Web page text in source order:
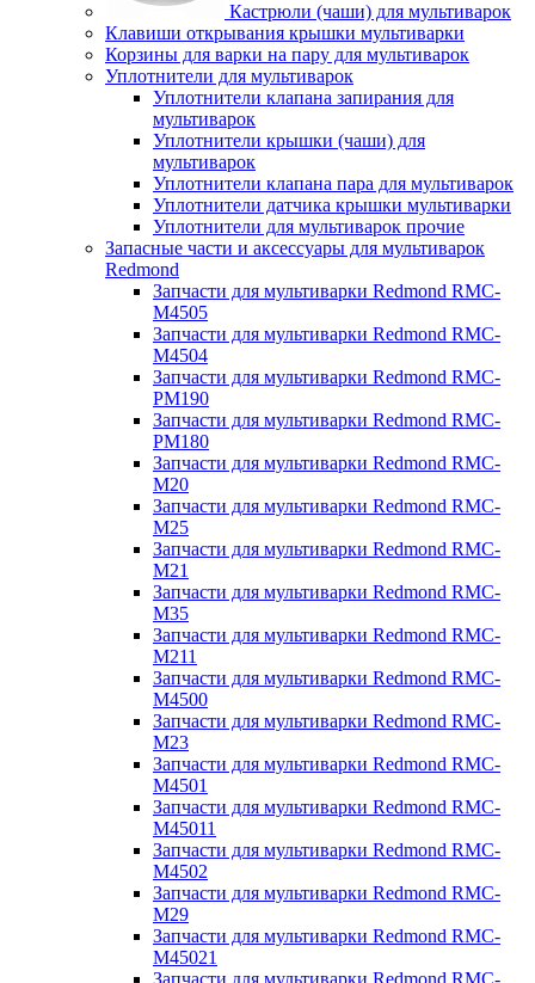
Кастрюли (чаши) для мультиварок
Клавиши открывания крышки мультиварки
Корзины для варки на пару для мультиварок
Уплотнители для мультиварок
Уплотнители клапана запирания для
мультиварок
Уплотнители крышки (чаши) для
мультиварок
Уплотнители клапана пара для мультиварок
Уплотнители датчика крышки мультиварки
Уплотнители для мультиварок прочие
Запасные части и аксессуары для мультиварок
Redmond
Запчасти для мультиварки Redmond RMC-
M4505
Запчасти для мультиварки Redmond RMC-
M4504
Запчасти для мультиварки Redmond RMC-
PM190
Запчасти для мультиварки Redmond RMC-
PM180
Запчасти для мультиварки Redmond RMC-
M20
Запчасти для мультиварки Redmond RMC-
M25
Запчасти для мультиварки Redmond RMC-
M21
Запчасти для мультиварки Redmond RMC-
M35
Запчасти для мультиварки Redmond RMC-
M211
Запчасти для мультиварки Redmond RMC-
M4500
Запчасти для мультиварки Redmond RMC-
M23
Запчасти для мультиварки Redmond RMC-
M4501
Запчасти для мультиварки Redmond RMC-
M45011
Запчасти для мультиварки Redmond RMC-
M4502
Запчасти для мультиварки Redmond RMC-
M29
Запчасти для мультиварки Redmond RMC-
M45021
Запчасти для мультиварки Redmond RMC-